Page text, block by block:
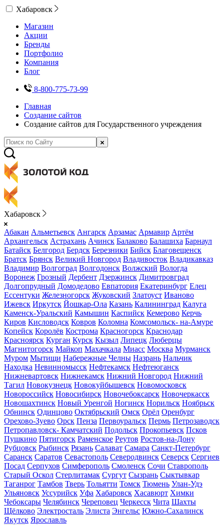
Хабаровск
Магазин
Акции
Бренды
Портфолио
Компания
Блог
8-800-775-73-99
Главная
Создание сайтов
Создание сайтов для Государственного учреждения
Хабаровск
Абакан Альметьевск Ангарск Арзамас Армавир Артём
Архангельск Астрахань Ачинск Балаково Балашиха Барнаул
Батайск Белгород Бердск Березники Бийск Благовещенск
Братск Брянск Великий Новгород Владивосток Владикавказ
Владимир Волгоград Волгодонск Волжский Вологда
Воронеж Грозный Дербент Дзержинск Димитровград
Долгопрудный Домодедово Евпатория Екатеринбург Елец
Ессентуки Железногорск Жуковский Златоуст Иваново
Ижевск Иркутск Йошкар-Ола Казань Калининград Калуга
Каменск-Уральский Камышин Каспийск Кемерово Керчь
Киров Кисловодск Ковров Коломна Комсомольск- на-Амуре
Копейск Королёв Кострома Красногорск Краснодар
Красноярск Курган Курск Кызыл Липецк Люберцы
Магнитогорск Майкоп Махачкала Миасс Москва Мурманск
Муром Мытищи Набережные Челны Назрань Нальчик
Находка Невинномысск Нефтекамск Нефтеюганск
Нижневартовск Нижнекамск Нижний Новгород Нижний
Тагил Новокузнецк Новокуйбышевск Новомосковск
Новороссийск Новосибирск Новочебоксарск Новочеркасск
Новошахтинск Новый Уренгой Ногинск Норильск Ноябрьск
Обнинск Одинцово Октябрьский Омск Орёл Оренбург
Орехово-Зуево Орск Пенза Первоуральск Пермь Петрозаводск
Петропавловск- Камчатский Подольск Прокопьевск Псков
Пушкино Пятигорск Раменское Реутов Ростов-на-Дону
Рубцовск Рыбинск Рязань Салават Самара Санкт-Петербург
Саранск Саратов Севастополь Северодвинск Северск Сергиев
Посад Серпухов Симферополь Смоленск Сочи Ставрополь
Старый Оскол Стерлитамак Сургут Сызрань Сыктывкар
Таганрог Тамбов Тверь Тольятти Томск Тюмень Улан-Удэ
Ульяновск Уссурийск Уфа Хабаровск Хасавюрт Химки
Чебоксары Челябинск Череповец Черкесск Чита Шахты
Щёлково Электросталь Элиста Энгельс Южно-Сахалинск
Якутск Ярославль